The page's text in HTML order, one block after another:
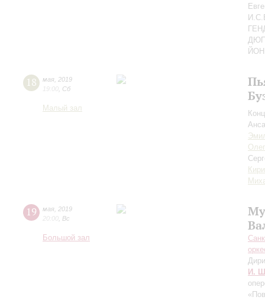
18 мая 2019
19:00 Сб
Малый зал
19 мая 2019
20:00 Вс
Большой зал
И.